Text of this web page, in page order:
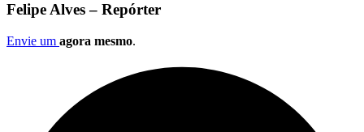
Felipe Alves – Repórter
Envie um agora mesmo.